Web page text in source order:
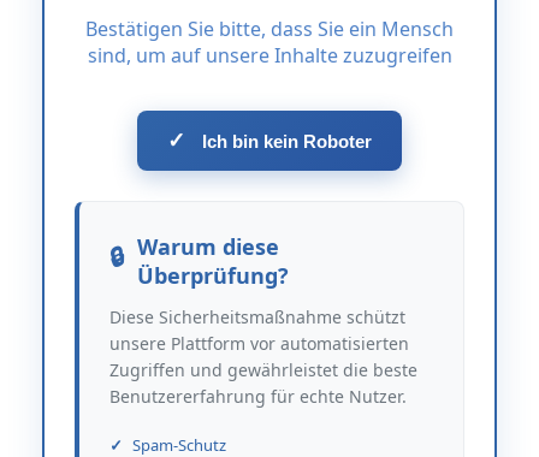
Bestätigen Sie bitte, dass Sie ein Mensch
sind, um auf unsere Inhalte zuzugreifen
✓ Ich bin kein Roboter
Warum diese
Überprüfung?
Diese Sicherheitsmaßnahme schützt
unsere Plattform vor automatisierten
Zugriffen und gewährleistet die beste
Benutzererfahrung für echte Nutzer.
Spam-Schutz